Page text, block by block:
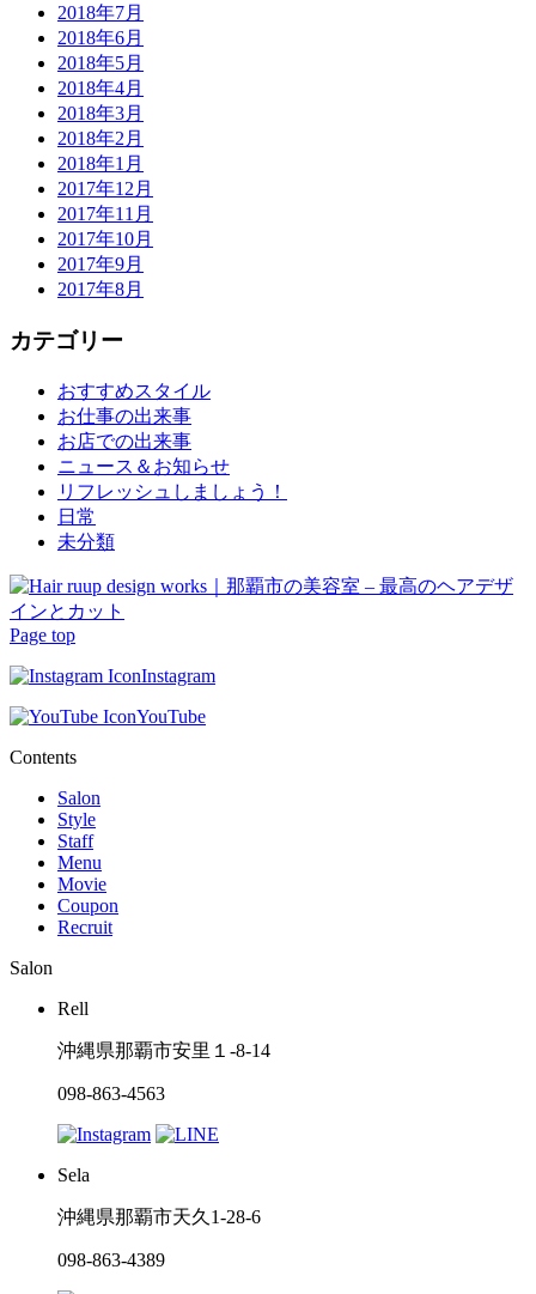
2018年7月
2018年6月
2018年5月
2018年4月
2018年3月
2018年2月
2018年1月
2017年12月
2017年11月
2017年10月
2017年9月
2017年8月
カテゴリー
おすすめスタイル
お仕事の出来事
お店での出来事
ニュース＆お知らせ
リフレッシュしましょう！
日常
未分類
Page top
Instagram
YouTube
Contents
Salon
Style
Staff
Menu
Movie
Coupon
Recruit
Salon
Rell
沖縄県那覇市安里１-8-14
098-863-4563
Sela
沖縄県那覇市天久1-28-6
098-863-4389